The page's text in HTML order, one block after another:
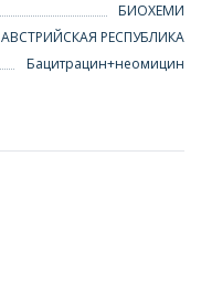
БИОХЕМИ
АВСТРИЙСКАЯ РЕСПУБЛИКА
Бацитрацин+неомицин